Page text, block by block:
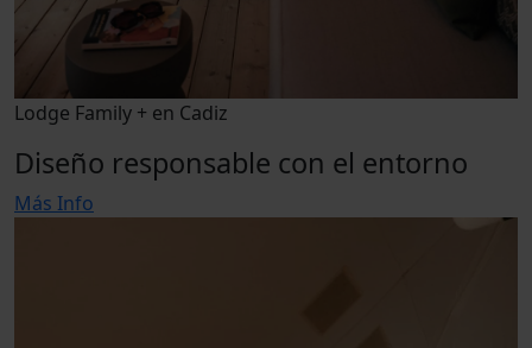
Lodge Family + en Cadiz
Diseño responsable con el entorno
Más Info